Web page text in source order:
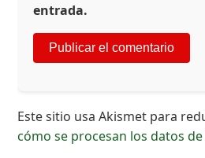
entrada.
Este sitio usa Akismet para
cómo se procesan los datos